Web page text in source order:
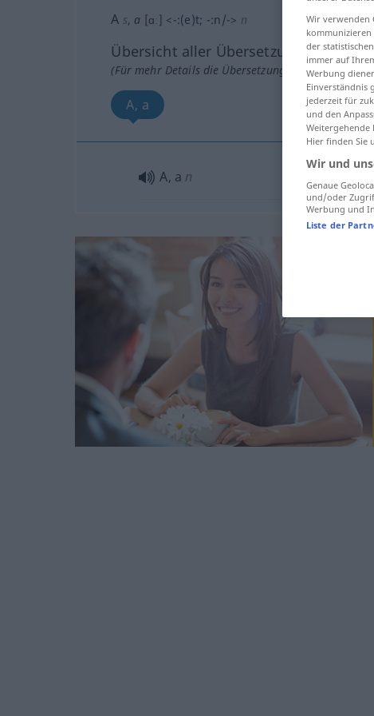
A s, a [ɑː] <-:(e)t; -:n/-> n
Übersicht aller Übersetzungen
(Für mehr Details die Übersetzung anklicken/
A, a
A, a n
Wir verwenden
der
immer auf
Werbung
Einverständnis
jederzeit für
und den
Weitergehende
Hier finden Sie
Wir und
Genaue
und/oder
Werbung und
Liste der